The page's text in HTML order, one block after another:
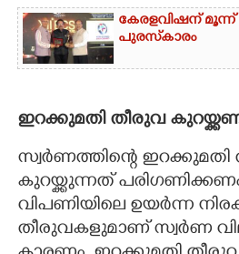
കേരളവിഷന്
പുരസ്‌കാരം
ഇറക്കുമതി തീരുവ
സ്വർണത്തിന്റെ
കുറയ്ക്കുന്നത്
വിപണിയിലെ ഉയർന്ന
തീരുവകളുമാണ് സ്വർണ